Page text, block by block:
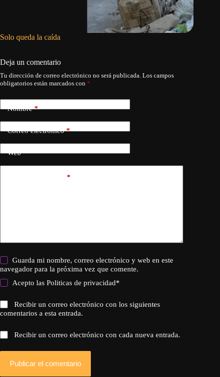
Solo queda la caída
Deja un comentario
Tu dirección de correo electrónico no será publicada. Los campos
obligatorios están marcados con *
Nombre*
Correo electrónico*
Web
*
Guarda mi nombre, correo electrónico y web en este
navegador para la próxima vez que comente.
Acepto lasPoliticas de privacidad*
Recibir un correo electrónico con los siguientes
comentarios a esta entrada.
Recibir un correo electrónico con cada nueva entrada.
Publicar el comentario